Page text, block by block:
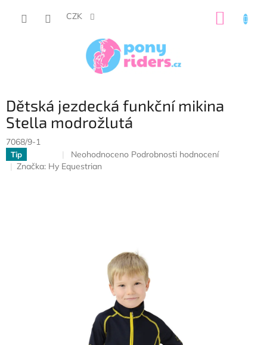
CZK
Dětská jezdecká funkční mikina
Stella modrožlutá
7068/9-1
Tip
Průměrné
hodnocení
Neohodnoceno Podrobnosti hodnocení
Značka: Hy Equestrian